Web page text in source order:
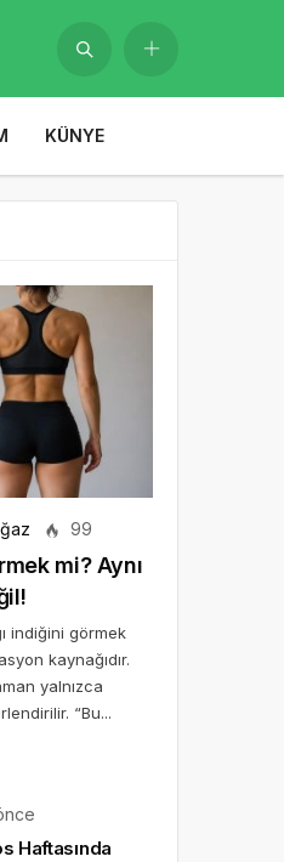
KÜNYE
99
mi? Aynı
indiğini görmek
kaynağıdır.
yalnızca
“Bu...
Haftasında